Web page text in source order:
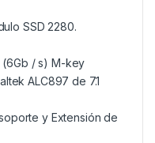
SSD 2280.
(6Gb / s) M-key
ALC897 de 7.1
y Extensión de